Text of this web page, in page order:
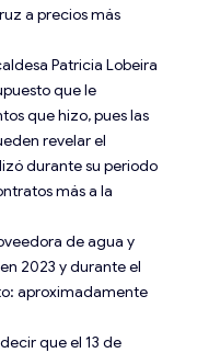
a precios más
Patricia Lobeira
que le
que hizo, pues las
revelar el
durante su periodo
más a la
de agua y
2023 y durante el
aproximadamente
que el 13 de